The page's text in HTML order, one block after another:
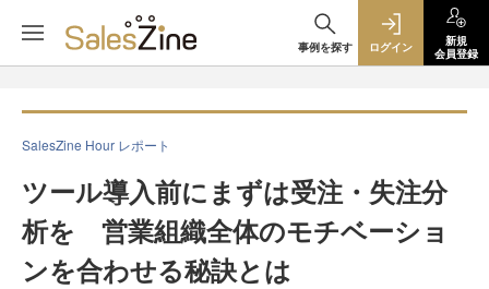
事例を探す ログイン
新規
会員登録
SalesZine Hour レポート
ツール導入前にまずは受注・失注分
析を 営業組織全体のモチベーショ
ンを合わせる秘訣とは